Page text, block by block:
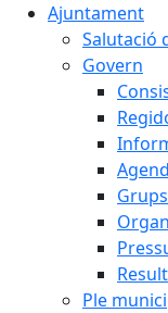
Ajuntament
Salutació
Govern
Ple